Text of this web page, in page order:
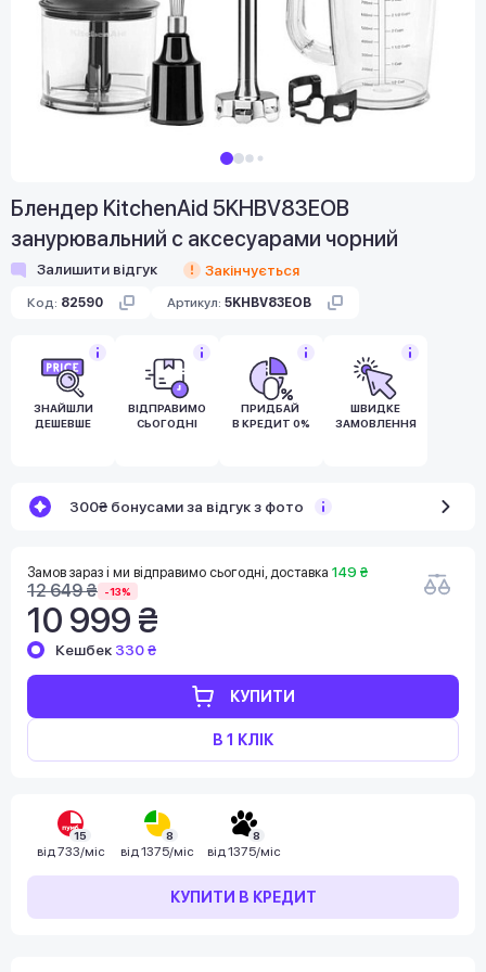
Блендер KitchenAid 5KHBV83EOB
занурювальний с аксесуарами чорний
Залишити відгук Закінчується
Код: 82590 Артикул: 5KHBV83EOB
ЗНАЙШЛИ
ДЕШЕВШЕ
ВІДПРАВИМО
СЬОГОДНІ
ПРИДБАЙ
В КРЕДИТ 0%
ШВИДКЕ
ЗАМОВЛЕННЯ
300₴ бонусами за відгук з фото
Замов зараз і ми відправимо сьогодні, доставка 149 ₴
12 649 ₴ -13%
10 999 ₴
КУПИТИ
В 1 КЛІК
Кешбек 330 ₴
15
від 733/міс
8
від 1375/міс
8
від 1375/міс
КУПИТИ В КРЕДИТ